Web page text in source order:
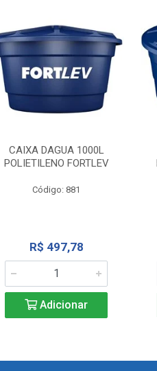
CAIXA DAGUA 1000L
POLIETILENO FORTLEV
Código: 881
R$ 497,78
Adicionar